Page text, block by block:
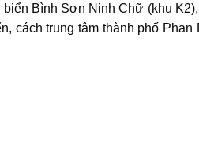
biển Bình Sơn Ninh Chữ (khu K2)
cách trung tâm thành phố